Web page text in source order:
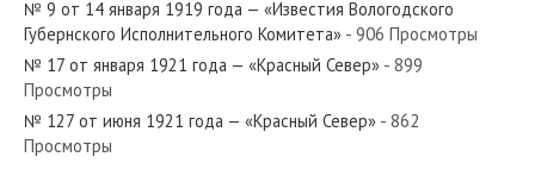
№ 263 от ноября 1983 года —
«Красный Север»
№ 29 от февраля 1926 года —
№ 9 от 14 января 1919 года — «Известия Вологодского
Губернского Исполнительного Комитета» - 906 Просмотры
№ 17 от января 1921 года — «Красный Север» - 899
Просмотры
№ 127 от июня 1921 года — «Красный Север» - 862
Просмотры